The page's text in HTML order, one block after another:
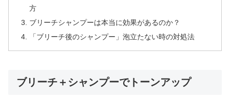
方
ブリーチシャンプーは本当に効果があるのか？
「ブリーチ後のシャンプー」泡立たない時の対処法
ブリーチ＋シャンプーでトーンアップ